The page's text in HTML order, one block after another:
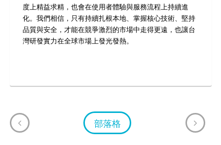
度上精益求精，也會在使用者體驗與服務流程上持續進
化。我們相信，只有持續扎根本地、掌握核心技術、堅持
品質與安全，才能在競爭激烈的市場中走得更遠，也讓台
灣研發實力在全球市場上發光發熱。
部落格